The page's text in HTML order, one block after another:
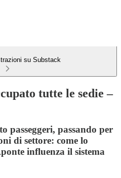
su Substack
tutte le sedie –
passeggeri, passando per
di settore: come lo
influenza il sistema